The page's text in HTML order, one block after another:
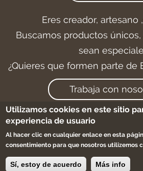
Eres creador, artesano
Buscamos productos
sean
¿Quieres que formen parte de
Trabaja con
Aviso legal-Cookies -
-Sitemap
Utilizamos cookies en este sitio
experiencia de usuario
Al hacer clic en cualquier enlace en esta
consentimiento para que nosotros utilizemos
Sí, estoy de acuerdo Más info